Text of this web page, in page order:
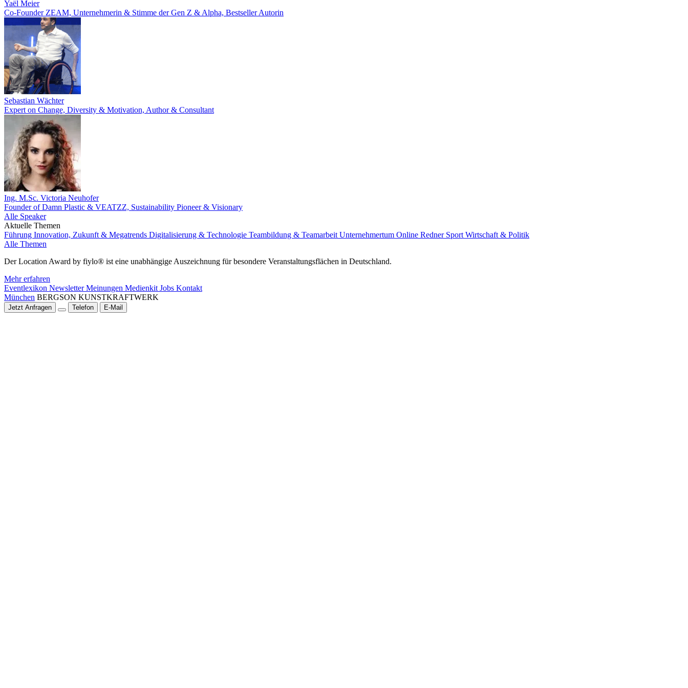
Yaël Meier
Co-Founder ZEAM, Unternehmerin & Stimme der Gen Z & Alpha, Bestseller Autorin
Sebastian Wächter
Expert on Change, Diversity & Motivation, Author & Consultant
Ing. M.Sc. Victoria Neuhofer
Founder of Damn Plastic & VEATZZ, Sustainability Pioneer & Visionary
Alle Speaker
Aktuelle Themen
Führung Innovation, Zukunft & Megatrends Digitalisierung & Technologie Teambildung & Teamarbeit Unternehmertum Online Redner Sport Wirtschaft & Politik
Alle Themen
Der Location Award by fiylo® ist eine unabhängige Auszeichnung für besondere Veranstaltungsflächen in Deutschland.
Mehr erfahren
Eventlexikon NewsletterMeinungen Medienkit Jobs Kontakt
München BERGSON KUNSTKRAFT­WERK
Jetzt Anfragen Telefon E-Mail